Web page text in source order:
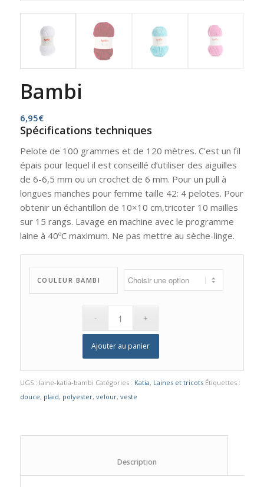
Bambi
6,95€
Spécifications techniques
Pelote de 100 grammes et de 120 mètres. C’est un fil
épais pour lequel il est conseillé d’utiliser des aiguilles
de 6-6,5 mm ou un crochet de 6 mm. Pour un pull à
longues manches pour femme taille 42: 4 pelotes. Pour
obtenir un échantillon de 10×10 cm,tricoter 10 mailles
sur 15 rangs. Lavage en machine avec le programme
laine à 40ºC maximum. Ne pas mettre au sèche-linge.
COULEUR BAMBI
Ajouter au panier
UGS : laine-katia-bambi Catégories : Katia, Laines et tricots Étiquettes :
douce, plaid, polyester, velour, veste